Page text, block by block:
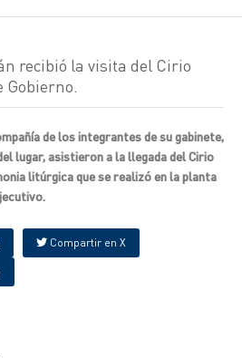
recibió la visita del Cirio
Gobierno.
de los integrantes de su gabinete,
lugar, asistieron a la llegada del Cirio
litúrgica que se realizó en la planta
Compartir en X